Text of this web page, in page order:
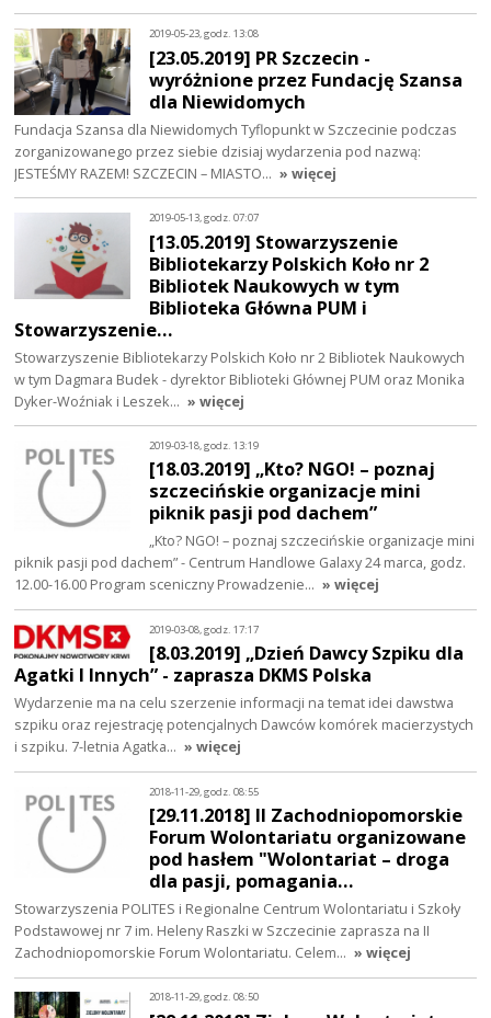
2019-05-23, godz. 13:08
[23.05.2019] PR Szczecin -
wyróżnione przez Fundację Szansa
dla Niewidomych
Fundacja Szansa dla Niewidomych Tyflopunkt w Szczecinie podczas
zorganizowanego przez siebie dzisiaj wydarzenia pod nazwą:
JESTEŚMY RAZEM! SZCZECIN – MIASTO… » więcej
2019-05-13, godz. 07:07
[13.05.2019] Stowarzyszenie
Bibliotekarzy Polskich Koło nr 2
Bibliotek Naukowych w tym
Biblioteka Główna PUM i
Stowarzyszenie…
Stowarzyszenie Bibliotekarzy Polskich Koło nr 2 Bibliotek Naukowych
w tym Dagmara Budek - dyrektor Biblioteki Głównej PUM oraz Monika
Dyker-Woźniak i Leszek… » więcej
2019-03-18, godz. 13:19
[18.03.2019] „Kto? NGO! – poznaj
szczecińskie organizacje mini
piknik pasji pod dachem”
„Kto? NGO! – poznaj szczecińskie organizacje mini
piknik pasji pod dachem” - Centrum Handlowe Galaxy 24 marca, godz.
12.00-16.00 Program sceniczny Prowadzenie… » więcej
2019-03-08, godz. 17:17
[8.03.2019] „Dzień Dawcy Szpiku dla
Agatki I Innych” - zaprasza DKMS Polska
Wydarzenie ma na celu szerzenie informacji na temat idei dawstwa
szpiku oraz rejestrację potencjalnych Dawców komórek macierzystych
i szpiku. 7-letnia Agatka… » więcej
2018-11-29, godz. 08:55
[29.11.2018] II Zachodniopomorskie
Forum Wolontariatu organizowane
pod hasłem "Wolontariat – droga
dla pasji, pomagania…
Stowarzyszenia POLITES i Regionalne Centrum Wolontariatu i Szkoły
Podstawowej nr 7 im. Heleny Raszki w Szczecinie zaprasza na II
Zachodniopomorskie Forum Wolontariatu. Celem… » więcej
2018-11-29, godz. 08:50